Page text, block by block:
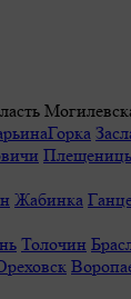
Жабинка
Толочин